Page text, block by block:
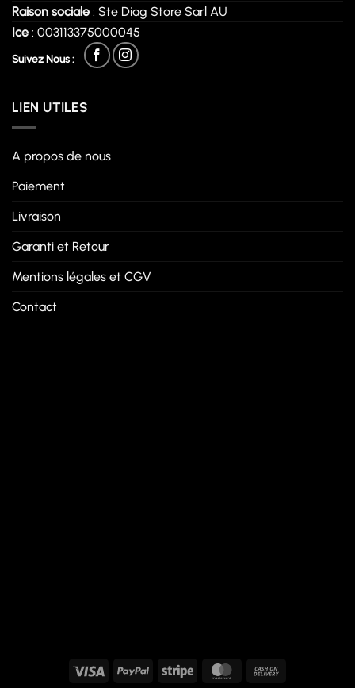
Raison sociale : Ste Diag Store Sarl AU
Ice : 003113375000045
Suivez Nous :
LIEN UTILES
A propos de nous
Paiement
Livraison
Garanti et Retour
Mentions légales et CGV
Contact
Visa PayPal Stripe MasterCard